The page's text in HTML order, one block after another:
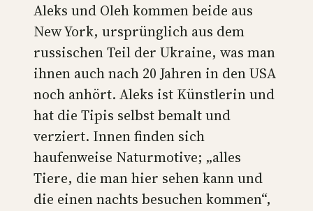
Aleks und Oleh kommen beide aus
New York, ursprünglich aus dem
russischen Teil der Ukraine, was man
ihnen auch nach 20 Jahren in den USA
noch anhört. Aleks ist Künstlerin und
hat die Tipis selbst bemalt und
verziert. Innen finden sich
haufenweise Naturmotive; „alles
Tiere, die man hier sehen kann und
die einen nachts besuchen kommen“,